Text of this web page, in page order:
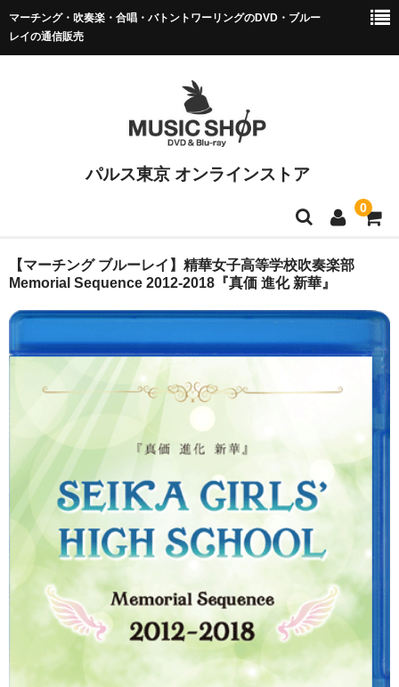
マーチング・吹奏楽・合唱・バトントワーリングのDVD・ブルー
レイの通信販売
パルス東京 オンラインストア
0
マーチング DVD/BD
マーチング全国大会
マーチンググランプリ
有名マーチングバンド特集
マーチング指導法
吹奏楽 DVD/BD
指導・クリニック DVD/BD
バトン・フリー音源 CD/DVD
書籍・楽譜
カスタム商品
【マーチング ブルーレイ】精華女子高等学校吹奏楽部
Memorial Sequence 2012-2018『真価 進化 新華』